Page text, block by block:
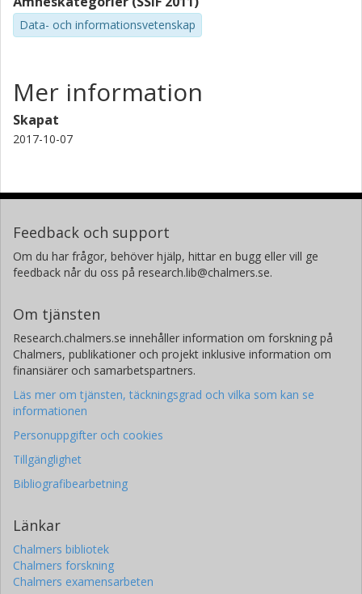
Data- och informationsvetenskap
Mer information
Skapat
2017-10-07
Feedback och support
Om du har frågor, behöver hjälp, hittar en bugg eller vill ge
feedback når du oss på research.lib@chalmers.se.
Om tjänsten
Research.chalmers.se innehåller information om forskning på
Chalmers, publikationer och projekt inklusive information om
finansiärer och samarbetspartners.
Läs mer om tjänsten, täckningsgrad och vilka som kan se
informationen
Personuppgifter och cookies
Tillgänglighet
Bibliografibearbetning
Länkar
Chalmers bibliotek
Chalmers forskning
Chalmers examensarbeten